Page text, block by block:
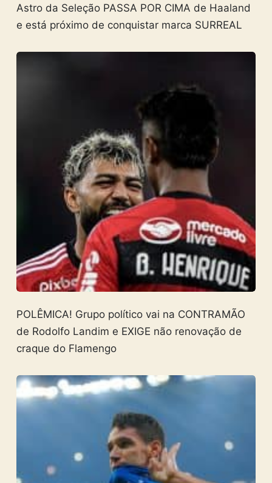
Astro da Seleção PASSA POR CIMA de Haaland
e está próximo de conquistar marca SURREAL
POLÊMICA! Grupo político vai na CONTRAMÃO
de Rodolfo Landim e EXIGE não renovação de
craque do Flamengo